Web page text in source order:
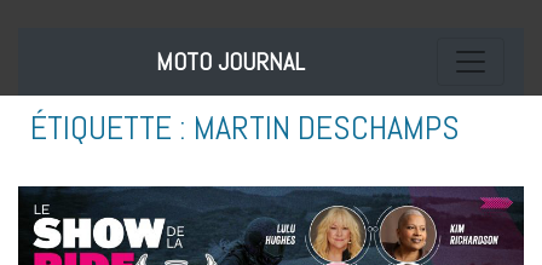
MOTO JOURNAL Toggle
ÉTIQUETTE : MARTIN DESCHAMPS